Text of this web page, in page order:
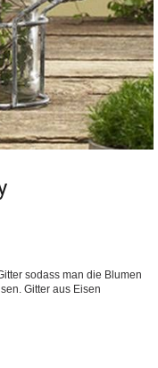
sodass man die Blumen
Gitter aus Eisen